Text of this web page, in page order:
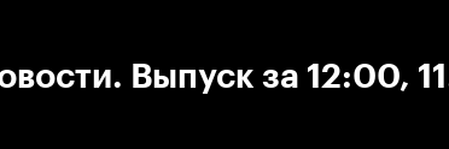
Выпуск за 12:00,